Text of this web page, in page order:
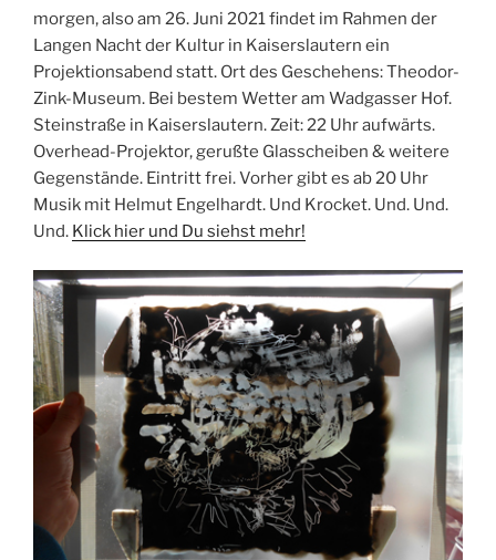
morgen, also am 26. Juni 2021 findet im Rahmen der
Langen Nacht der Kultur in Kaiserslautern ein
Projektionsabend statt. Ort des Geschehens: Theodor-
Zink-Museum. Bei bestem Wetter am Wadgasser Hof.
Steinstraße in Kaiserslautern. Zeit: 22 Uhr aufwärts.
Overhead-Projektor, gerußte Glasscheiben & weitere
Gegenstände. Eintritt frei. Vorher gibt es ab 20 Uhr
Musik mit Helmut Engelhardt. Und Krocket. Und. Und.
Und. Klick hier und Du siehst mehr!